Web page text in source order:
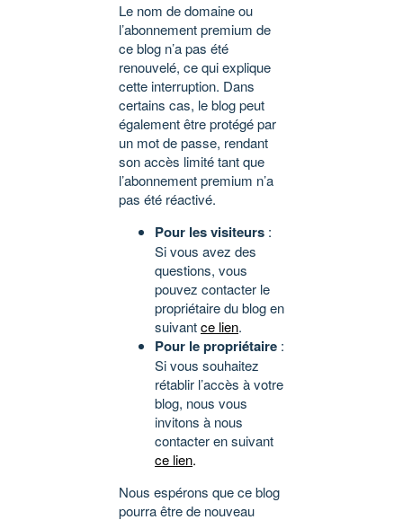
Le nom de domaine ou
l’abonnement premium de
ce blog n’a pas été
renouvelé, ce qui explique
cette interruption. Dans
certains cas, le blog peut
également être protégé par
un mot de passe, rendant
son accès limité tant que
l’abonnement premium n’a
pas été réactivé.
Pour les visiteurs :
Si vous avez des
questions, vous
pouvez contacter le
propriétaire du blog en
suivantce lien.
Pour le propriétaire :
Si vous souhaitez
rétablir l’accès à votre
blog, nous vous
invitons à nous
contacter en suivant
ce lien.
Nous espérons que ce blog
pourra être de nouveau